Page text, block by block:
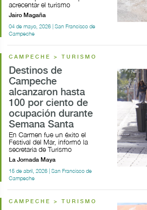
acrecentar el turismo
Jairo Magaña
04 de mayo, 2026 | San Francisco de
Campeche
CAMPECHE > TURISMO
Destinos de
Campeche
alcanzaron hasta
100 por ciento de
ocupación durante
Semana Santa
En Carmen fue un éxito el
Festival del Mar, informó la
secretaria de Turismo
La Jornada Maya
15 de abril, 2026 | San Francisco de
Campeche
CAMPECHE > TURISMO